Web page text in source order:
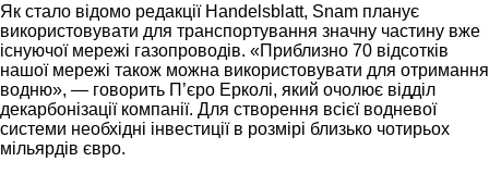
Як стало відомо редакції Handelsblatt, Snam планує
використовувати для транспортування значну частину вже
існуючої мережі газопроводів. «Приблизно 70 відсотків
нашої мережі також можна використовувати для отримання
водню», — говорить П’єро Ерколі, який очолює відділ
декарбонізації компанії. Для створення всієї водневої
системи необхідні інвестиції в розмірі близько чотирьох
мільярдів євро.